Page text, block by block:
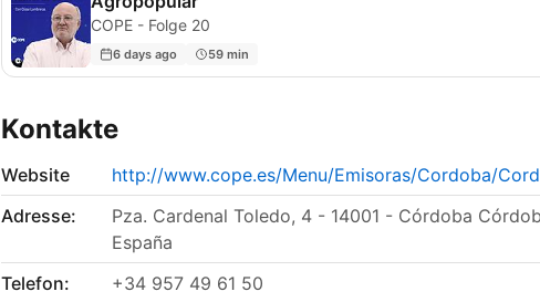
COPE - Folge 20
6 days ago 59 min
Kontakte
Website
http://www.cope.es/Menu/Emisoras/Cordoba/
Adresse:
Pza. Cardenal Toledo, 4 - 14001 - Córdoba
España
Telefon:
+34 957 49 61 50